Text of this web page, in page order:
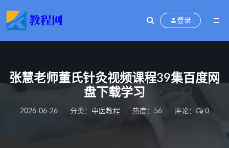
登录
张慧老师董氏针灸视频课程39集百度网
盘下载学习
2026-06-26 分类： 中医教程 热度：56 评论： 0